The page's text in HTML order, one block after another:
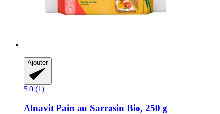
Ajouter
5.0 (1)
Alnavit Pain au Sarrasin Bio, 250 g